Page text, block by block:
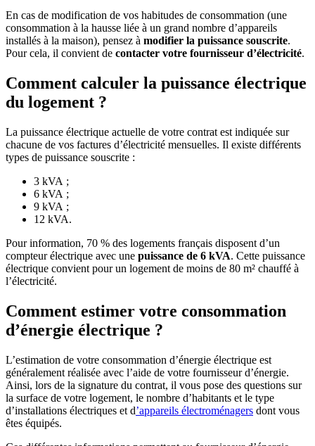
En cas de modification de vos habitudes de consommation (une
consommation à la hausse liée à un grand nombre d’appareils
installés à la maison), pensez à modifier la puissance souscrite.
Pour cela, il convient de contacter votre fournisseur d’électricité.
Comment calculer la puissance électrique
du logement ?
La puissance électrique actuelle de votre contrat est indiquée sur
chacune de vos factures d’électricité mensuelles. Il existe différents
types de puissance souscrite :
3 kVA ;
6 kVA ;
9 kVA ;
12 kVA.
Pour information, 70 % des logements français disposent d’un
compteur électrique avec une puissance de 6 kVA. Cette puissance
électrique convient pour un logement de moins de 80 m² chauffé à
l’électricité.
Comment estimer votre consommation
d’énergie électrique ?
L’estimation de votre consommation d’énergie électrique est
généralement réalisée avec l’aide de votre fournisseur d’énergie.
Ainsi, lors de la signature du contrat, il vous pose des questions sur
la surface de votre logement, le nombre d’habitants et le type
d’installations électriques et d’appareils électroménagers dont vous
êtes équipés.